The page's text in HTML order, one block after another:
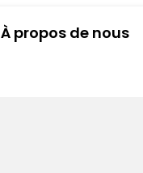
À propos de nous